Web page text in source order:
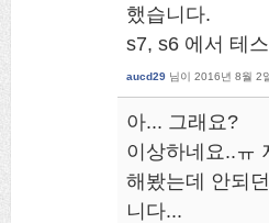
했습니다.
s7, s6 에서 테
aucd29 님이 2016년 8월 2
아... 그래요?
이상하네요..ㅠ
해봤는데 안되
니다...